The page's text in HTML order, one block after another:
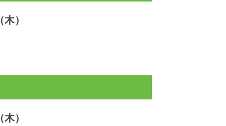
）
）